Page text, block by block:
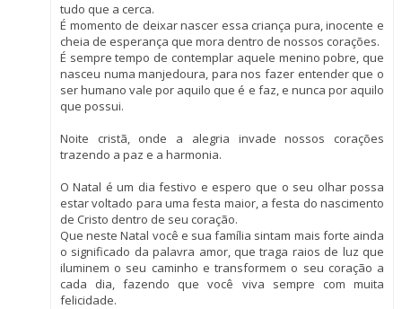
tudo que a cerca.
É momento de deixar nascer essa criança pura, inocente e
cheia de esperança que mora dentro de nossos corações.
É sempre tempo de contemplar aquele menino pobre, que
nasceu numa manjedoura, para nos fazer entender que o
ser humano vale por aquilo que é e faz, e nunca por aquilo
que possui.
Noite cristã, onde a alegria invade nossos corações
trazendo a paz e a harmonia.
O Natal é um dia festivo e espero que o seu olhar possa
estar voltado para uma festa maior, a festa do nascimento
de Cristo dentro de seu coração.
Que neste Natal você e sua família sintam mais forte ainda
o significado da palavra amor, que traga raios de luz que
iluminem o seu caminho e transformem o seu coração a
cada dia, fazendo que você viva sempre com muita
felicidade.